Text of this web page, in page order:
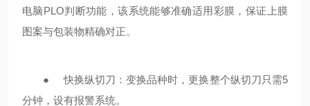
电脑PLO判断功能，该系统能够准确适用彩膜，保证上膜
图案与包装物精确对正。
● 快换纵切刀：变换品种时，更换整个纵切刀只需5
分钟，设有报警系统。